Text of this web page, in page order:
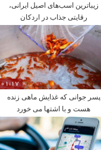
زیباترین اسب‌های اصیل ایرانی،
رقایتی جذاب در اردکان
01:17
پسر جوانی که غذایش ماهی زنده
هست و با اشتها می خورد